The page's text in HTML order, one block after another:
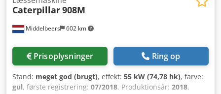
Middelbeers 602 km
Caterpillar908M
Prisoplysninger Ring op
Stand: meget god (brugt), effekt: 55 kW (74,78 hk), farve:
gul, første registrering: 07/2018, Produktionsår: 2018,